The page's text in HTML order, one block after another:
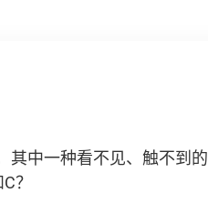
其中一种看不见、触不到的
？